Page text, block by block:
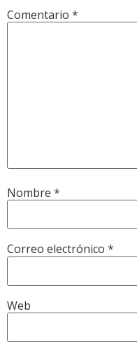
Comentario *
Nombre *
Correo electrónico *
Web